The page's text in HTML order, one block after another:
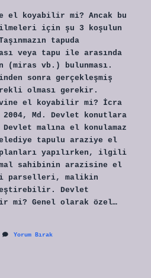
el koyabilir mi? Ancak bu
için şu 3 koşulun
tapuda
veya tapu ile arasında
vb.) bulunması.
sonra gerçekleşmiş
olması gerekir.
el koyabilir mi? İcra
Md. Devlet konutlara
malına el konulamaz
tapulu araziye el
yapılırken, ilgili
mal sahibinin arazisine el
parselleri, malikin
Devlet
mi? Genel olarak özel…
Yorum Bırak